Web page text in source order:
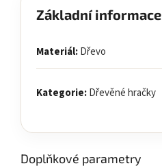
Základní informace
Materiál:Dřevo
Kategorie:Dřevěné hračky
Doplňkové parametry